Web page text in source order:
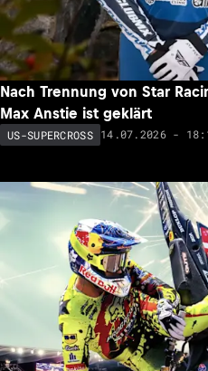
Nach Trennung von Star
Max Anstie ist geklärt
US-SUPERCROSS 14.07.2026 -